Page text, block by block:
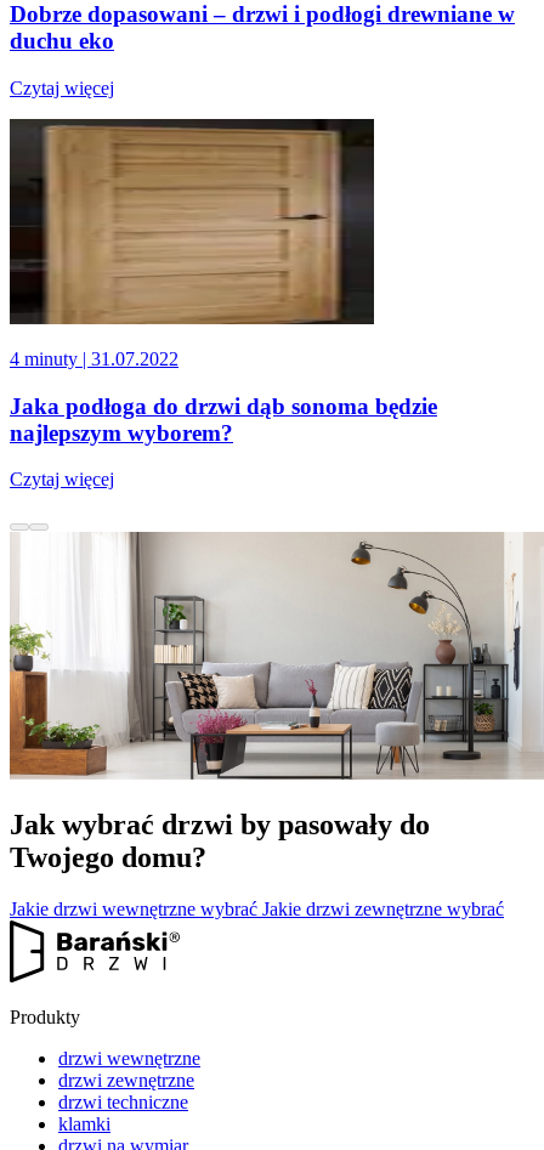
Dobrze dopasowani – drzwi i podłogi drewniane w
duchu eko
Czytaj więcej
4 minuty | 31.07.2022
Jaka podłoga do drzwi dąb sonoma będzie
najlepszym wyborem?
Czytaj więcej
Jak wybrać drzwi by pasowały do
Twojego domu?
Jakie drzwi wewnętrzne wybrać Jakie drzwi zewnętrzne wybrać
Produkty
drzwi wewnętrzne
drzwi zewnętrzne
drzwi techniczne
klamki
drzwi na wymiar